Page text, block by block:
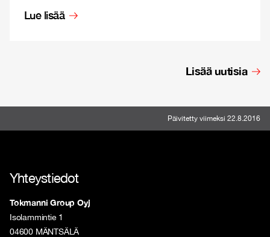
Lue lisää
Lisää uutisia
Päivitetty viimeksi 22.8.2016
Yhteystiedot
Tokmanni Group Oyj
Isolammintie 1
04600 MÄNTSÄLÄ